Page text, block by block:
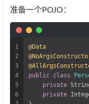
准备一个POJO：
1
2
3
4
5
6
@Data
public class
private
private